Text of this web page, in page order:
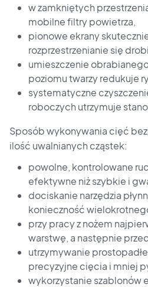
w zamkniętych
mobilne filtry powietrza,
pionowe ekrany
rozprzestrzenianie się
umieszczenie
poziomu twarzy redukuje
systematyczne
roboczych utrzymuje
Sposób wykonywania cięć
ilość uwalnianych cząstek:
powolne, kontrolowane
efektywne niż szybkie i
dociskanie narzędzia
konieczność
przy pracy z nożem
warstwę, a następnie
utrzymywanie
precyzyjne cięcia i mniej
wykorzystanie szablonów